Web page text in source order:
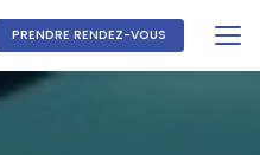
PRENDRE RENDEZ-VOUS